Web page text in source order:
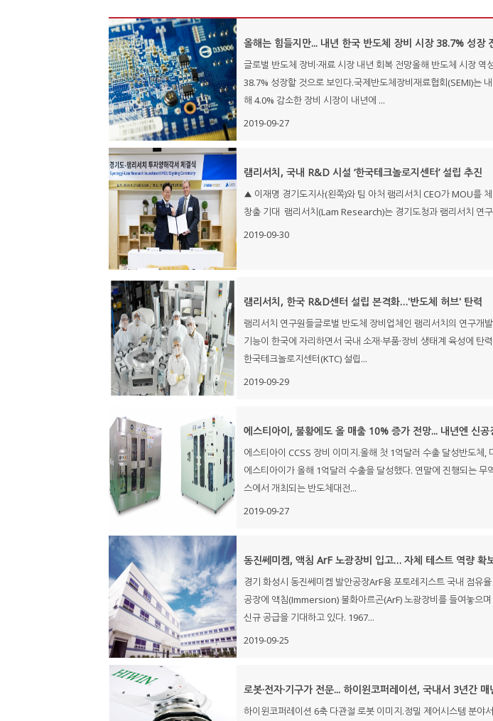
올해는 힘들지만... 내년 한국 반도체 장비 시장 38.7% 성장
글로벌 반도체 장비·재료 시장 내년 회복 전망올해 반도체 시장
38.7% 성장할 것으로 보인다.국제반도체장비재료협회(SEMI)는
해 4.0% 감소한 장비 시장이 내년에 ...
2019-09-27
램리서치, 국내 R&D 시설 ‘한국테크놀로지센터’ 설립 추진
▲ 이재명 경기도지사(왼쪽)와 팀 아처 램리서치 CEO가 MOU를
창출 기대 램리서치(Lam Research)는 경기도청과 램리서치 연
2019-09-30
램리서치, 한국 R&D센터 설립 본격화…'반도체 허브' 탄력
램리서치 연구원들글로벌 반도체 장비업체인 램리서치의 연구개
기능이 한국에 자리하면서 국내 소재·부품·장비 생태계 육성에
한국테크놀로지센터(KTC) 설립...
2019-09-29
에스티아이, 불황에도 올 매출 10% 증가 전망... 내년엔 신공
에스티아이 CCSS 장비 이미지.올해 첫 1억달러 수출 달성반도
에스티아이가 올해 1억달러 수출을 달성했다. 연말에 진행되는
스에서 개최되는 반도체대전...
2019-09-27
동진쎄미켐, 액침 ArF 노광장비 입고… 자체 테스트 역량 확
경기 화성시 동진쎄미켐 발안공장ArF용 포토레지스트 국내 점유
공장에 액침(Immersion) 불화아르곤(ArF) 노광장비를 들여놓으
신규 공급을 기대하고 있다. 1967...
2019-09-25
로봇·전자·기구가 전문... 하이윈코퍼레이션, 국내서 3년간
하이윈코퍼레이션 6축 다관절 로봇 이미지.정밀 제어시스템 분야